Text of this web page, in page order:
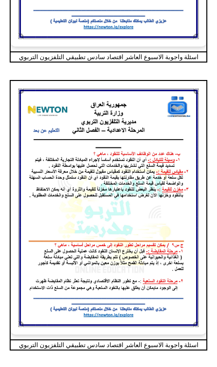
اسئلة واجوبة الاسبوع العاشر اقتصاد سادس تطبيقي التلفزيون التربوي
اسئلة واجوبة الاسبوع العاشر اقتصاد سادس تطبيقي التلفزيون التربوي